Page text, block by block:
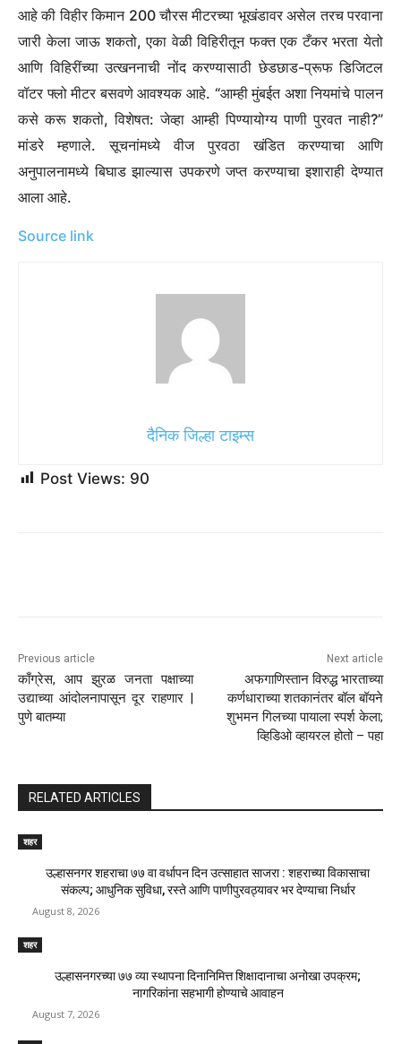
आहे की विहीर किमान 200 चौरस मीटरच्या भूखंडावर असेल तरच परवाना
जारी केला जाऊ शकतो, एका वेळी विहिरीतून फक्त एक टँकर भरता येतो
आणि विहिरींच्या उत्खननाची नोंद करण्यासाठी छेडछाड-प्रूफ डिजिटल
वॉटर फ्लो मीटर बसवणे आवश्यक आहे. “आम्ही मुंबईत अशा नियमांचे पालन
कसे करू शकतो, विशेषत: जेव्हा आम्ही पिण्यायोग्य पाणी पुरवत नाही?”
मांडरे म्हणाले. सूचनांमध्ये वीज पुरवठा खंडित करण्याचा आणि
अनुपालनामध्ये बिघाड झाल्यास उपकरणे जप्त करण्याचा इशाराही देण्यात
आला आहे.
Source link
दैनिक जिल्हा टाइम्स
Post Views: 90
Previous article
काँग्रेस, आप झुरळ जनता पक्षाच्या
उद्याच्या आंदोलनापासून दूर राहणार |
पुणे बातम्या
Next article
अफगाणिस्तान विरुद्ध भारताच्या
कर्णधाराच्या शतकानंतर बॉल बॉयने
शुभमन गिलच्या पायाला स्पर्श केला;
व्हिडिओ व्हायरल होतो – पहा
RELATED ARTICLES
शहर
उल्हासनगर शहराचा ७७ वा वर्धापन दिन उत्साहात साजरा : शहराच्या विकासाचा
संकल्प; आधुनिक सुविधा, रस्ते आणि पाणीपुरवठ्यावर भर देण्याचा निर्धार
August 8, 2026
शहर
उल्हासनगरच्या ७७ व्या स्थापना दिनानिमित्त शिक्षादानाचा अनोखा उपक्रम;
नागरिकांना सहभागी होण्याचे आवाहन
August 7, 2026